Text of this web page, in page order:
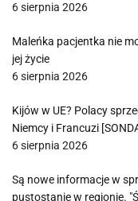
6 sierpnia 2026
Maleńka pacjentka nie
jej życie
6 sierpnia 2026
Kijów w UE? Polacy
Niemcy i Francuzi
6 sierpnia 2026
Są nowe informacje w
pustostanie w regionie.